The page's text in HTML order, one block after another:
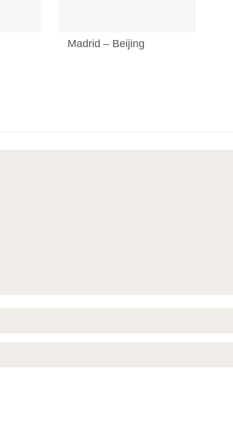
Madrid – Beijing